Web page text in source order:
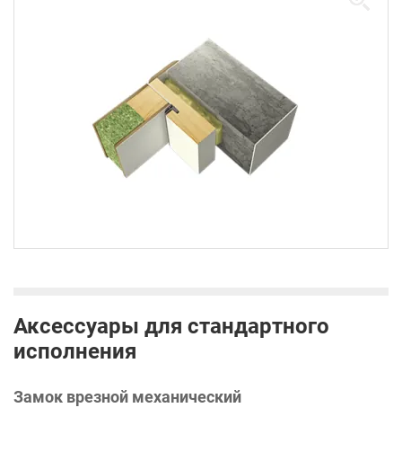
Аксессуары для стандартного
исполнения
Замок врезной механический